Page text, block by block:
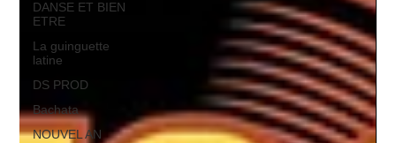
DANSE ET BIEN
ETRE
La guinguette
latine
DS PROD
Bachata
NOUVEL AN